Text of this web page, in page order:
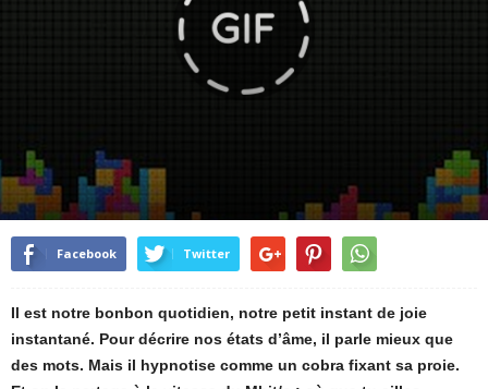
By Bruno Dubreuil- Fév 5, 2016 5521 0
Facebook Twitter
Il est notre bonbon quotidien, notre petit instant de joie
instantané. Pour décrire nos états d’âme, il parle mieux que
des mots. Mais il hypnotise comme un cobra fixant sa proie.